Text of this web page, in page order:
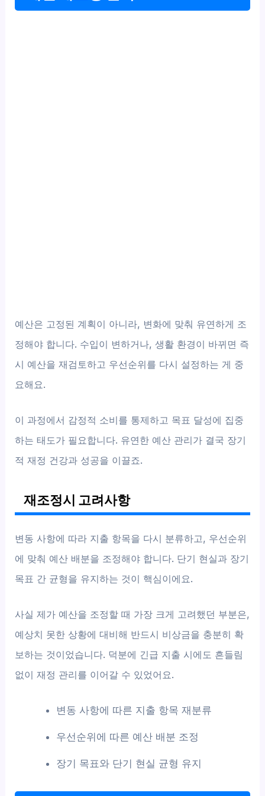
예산은 고정된 계획이 아니라, 변화에 맞춰 유연하게 조
정해야 합니다. 수입이 변하거나, 생활 환경이 바뀌면 즉
시 예산을 재검토하고 우선순위를 다시 설정하는 게 중
요해요.
이 과정에서 감정적 소비를 통제하고 목표 달성에 집중
하는 태도가 필요합니다. 유연한 예산 관리가 결국 장기
적 재정 건강과 성공을 이끌죠.
재조정시 고려사항
변동 사항에 따라 지출 항목을 다시 분류하고, 우선순위
에 맞춰 예산 배분을 조정해야 합니다. 단기 현실과 장기
목표 간 균형을 유지하는 것이 핵심이에요.
사실 제가 예산을 조정할 때 가장 크게 고려했던 부분은,
예상치 못한 상황에 대비해 반드시 비상금을 충분히 확
보하는 것이었습니다. 덕분에 긴급 지출 시에도 흔들림
없이 재정 관리를 이어갈 수 있었어요.
변동 사항에 따른 지출 항목 재분류
우선순위에 따른 예산 배분 조정
장기 목표와 단기 현실 균형 유지